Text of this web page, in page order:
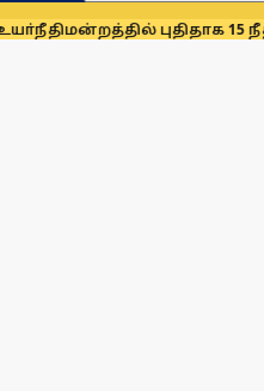
புதிதாக 15 நீதிபதிகள்